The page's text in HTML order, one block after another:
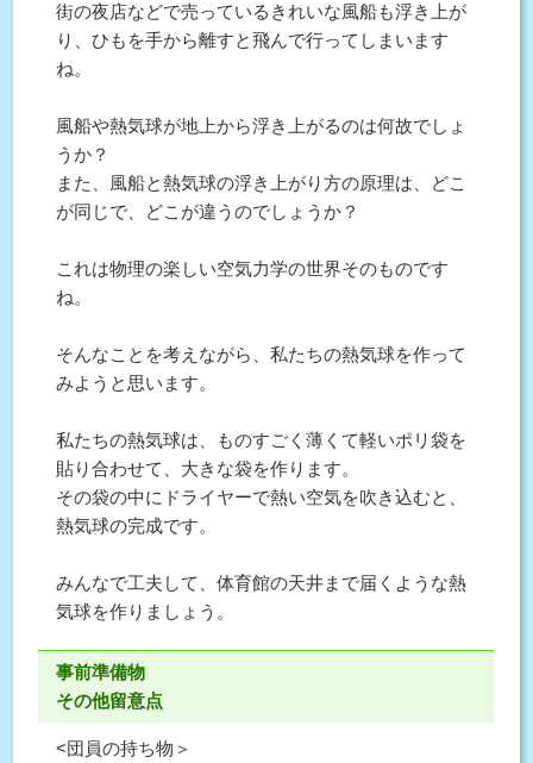
街の夜店などで売っているきれいな風船も浮き上が
り、ひもを手から離すと飛んで行ってしまいます
ね。
風船や熱気球が地上から浮き上がるのは何故でしょ
うか？
また、風船と熱気球の浮き上がり方の原理は、どこ
が同じで、どこが違うのでしょうか？
これは物理の楽しい空気力学の世界そのものです
ね。
そんなことを考えながら、私たちの熱気球を作って
みようと思います。
私たちの熱気球は、ものすごく薄くて軽いポリ袋を
貼り合わせて、大きな袋を作ります。
その袋の中にドライヤーで熱い空気を吹き込むと、
熱気球の完成です。
みんなで工夫して、体育館の天井まで届くような熱
気球を作りましょう。
事前準備物
その他留意点
<団員の持ち物＞